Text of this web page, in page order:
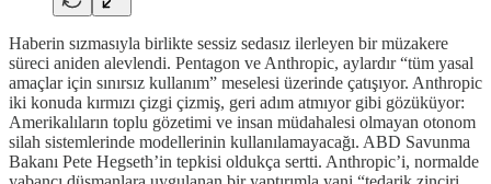
Haberin sızmasıyla birlikte sessiz sedasız ilerleyen bir müzakere
süreci aniden alevlendi. Pentagon ve Anthropic, aylardır “tüm yasal
amaçlar için sınırsız kullanım” meselesi üzerinde çatışıyor. Anthropic
iki konuda kırmızı çizgi çizmiş, geri adım atmıyor gibi gözüküyor:
Amerikalıların toplu gözetimi ve insan müdahalesi olmayan otonom
silah sistemlerinde modellerinin kullanılamayacağı. ABD Savunma
Bakanı Pete Hegseth’in tepkisi oldukça sertti. Anthropic’i, normalde